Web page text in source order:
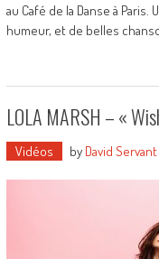
au Café de la Danse à
humeur, et de belles
LOLA MARSH – «
Vidéos by David Servant